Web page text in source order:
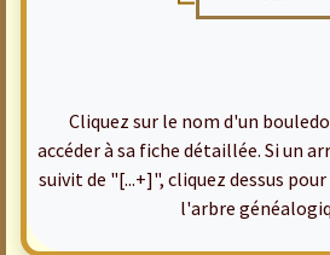
Cliquez sur le nom d'un
accéder à sa fiche détaillée. Si un
suivit de "[...+]", cliquez dessus
l'arbre